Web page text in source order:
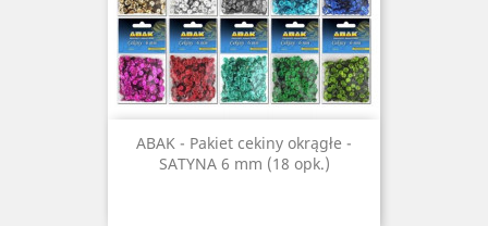
ABAK - Pakiet cekiny okrągłe -
SATYNA 6 mm (18 opk.)